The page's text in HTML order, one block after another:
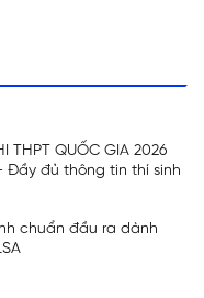
THPT QUỐC GIA 2026
Đầy đủ thông tin thí sinh
chuẩn đầu ra dành